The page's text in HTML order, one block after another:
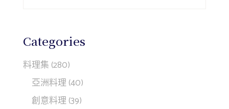
Categories
料理集 (280)
亞洲料理(40)
創意料理(39)